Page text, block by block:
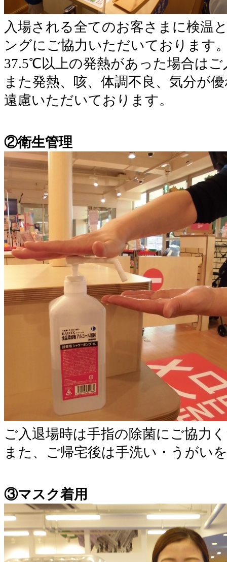
入場される全てのお客さまに検温
ングにご協力いただいております
37.5℃以上の発熱があった場合は
また発熱、咳、体調不良、気分が
遠慮いただいております。
②衛生管理
ご入退場時は手指の除菌にご協力
また、ご帰宅後は手洗い・うがい
③マスク着用